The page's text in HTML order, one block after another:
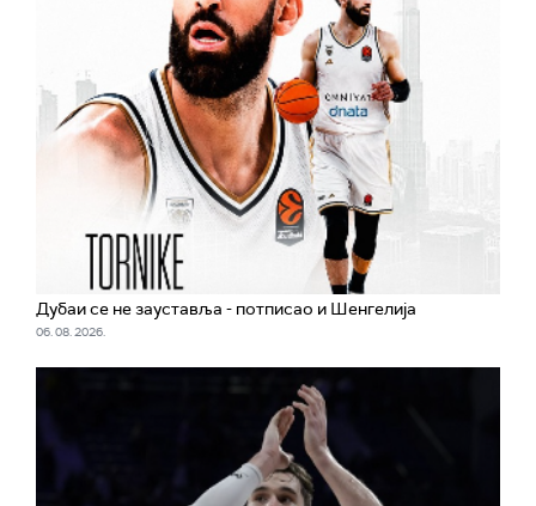
Дубаи се не зауставља - потписао и Шенгелија
06. 08. 2026.